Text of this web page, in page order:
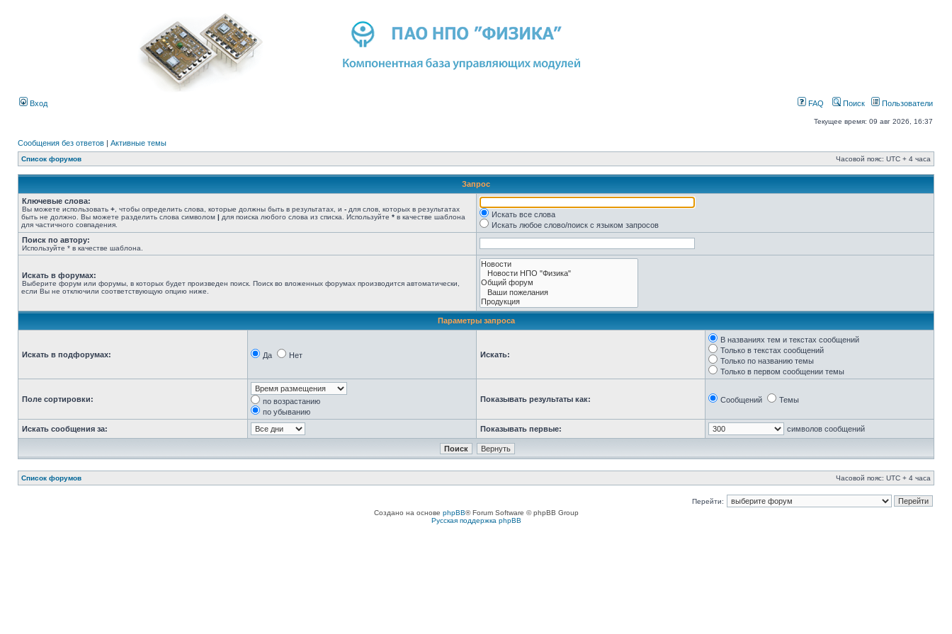
Вход FAQ Поиск Пользователи
Текущее время: 09 авг 2026, 16:37
Сообщения без ответов | Активные темы
Список форумов Часовой пояс: UTC + 4 часа
Запрос
Ключевые слова:
Вы можете использовать + , чтобы определить слова, которые должны быть в результатах, и - для слов, которых в результатах
быть не должно. Вы можете разделить слова символом | для поиска любого слова из списка. Используйте * в качестве шаблона
для частичного совпадения.
Искать все слова
Искать любое слово/поиск с языком запросов
Поиск по автору:
Используйте * в качестве шаблона.
Искать в форумах:
Выберите форум или форумы, в которых будет произведен поиск. Поиск во вложенных форумах производится автоматически,
если Вы не отключили соответствующую опцию ниже.
Параметры запроса
Искать в подфорумах: Да Нет Искать:
В названиях тем и текстах сообщений
Только в текстах сообщений
Только по названию темы
Только в первом сообщении темы
Поле сортировки:
по возрастанию
по убыванию
Показывать результаты как: Сообщений Темы
Искать сообщения за: Показывать первые: символов сообщений
Список форумов Часовой пояс: UTC + 4 часа
Перейти:
Создано на основе phpBB® Forum Software © phpBB Group
Русская поддержка phpBB